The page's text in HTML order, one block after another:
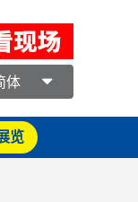
体
览